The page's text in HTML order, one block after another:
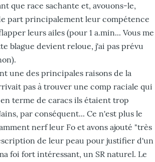
que race sachante et, avouons-le,
part principalement leur compétence
leurs ailes (pour 1 a.min... Vous me
blague devient reloue, j'ai pas prévu
une des principales raisons de la
pas à trouver une comp raciale qui
terme de caracs ils étaient trop
par conséquent... Ce n'est plus le
nerf leur Fo et avons ajouté "très
de leur peau pour justifier d'un
foi fort intéressant, un SR naturel. Le